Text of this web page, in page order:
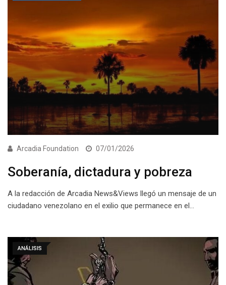
Arcadia Foundation 07/01/2026
Soberanía, dictadura y pobreza
A la redacción de Arcadia News&Views llegó un mensaje de un
ciudadano venezolano en el exilio que permanece en el…
ANÁLISIS